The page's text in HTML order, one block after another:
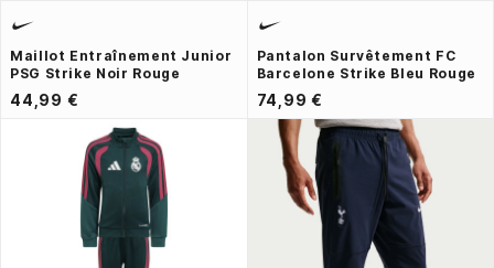
Maillot Entraînement Junior
PSG Strike Noir Rouge
44,99 €
Pantalon Survêtement FC
Barcelone Strike Bleu Rouge
74,99 €